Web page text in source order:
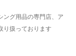
ング用品の専門店、ア
り扱っております